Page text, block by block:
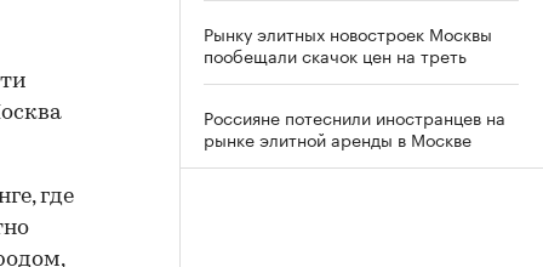
где
Рынку элитных новостроек Москвы
пообещали скачок цен на треть
Россияне потеснили иностранцев на
рынке элитной аренды в Москве